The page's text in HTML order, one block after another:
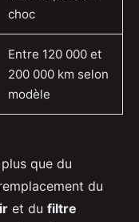
choc
Entre 120 000 et
200 000 km selon
modèle
que du
du
et du filtre